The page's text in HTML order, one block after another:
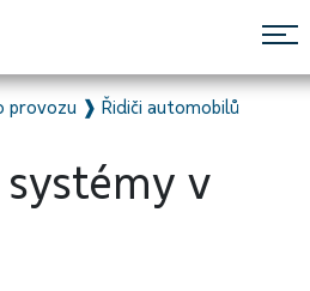
provozu ❱ Řidiči automobilů
v